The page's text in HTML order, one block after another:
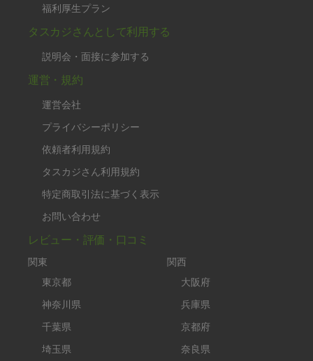
福利厚生プラン
タスカジさんとして利用する
説明会・面接に参加する
運営・規約
運営会社
プライバシーポリシー
依頼者利用規約
タスカジさん利用規約
特定商取引法に基づく表示
お問い合わせ
レビュー・評価・口コミ
関東
東京都
神奈川県
千葉県
埼玉県
関西
大阪府
兵庫県
京都府
奈良県